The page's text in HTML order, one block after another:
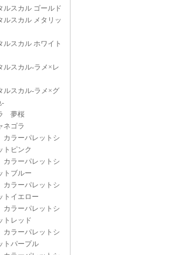
ルスカル ゴールド
ルスカル メタリッ
ルスカル ホワイト
ルスカル-ラメ×レ
ルスカル-ラメ×グ
-
夢桜
ネゴラ
ラーパレットシ
トピンク
ラーパレットシ
トブルー
ラーパレットシ
トイエロー
ラーパレットシ
トレッド
ラーパレットシ
トパープル